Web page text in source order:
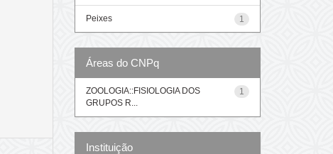
1
Peixes
Áreas do CNPq
1
ZOOLOGIA::FISIOLOGIA DOS
GRUPOS R...
Instituição